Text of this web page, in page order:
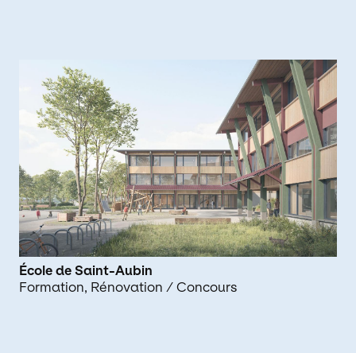
École de Saint-Aubin
Formation Rénovation / Concours